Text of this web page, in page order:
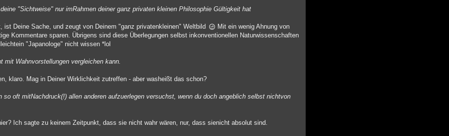
"Sichtweise" nur imRahmen deiner ganz privaten kleinen Philosophie Gültigkeit hat
ist Deine Sache, und zeugt von Deinem "ganz privatenkleinen" Weltbild
Mit ein wenig Ahnung von
Kommentare sparen. Übrigens sind diese Überlegungen selbst inkonventionellen Naturwissenschaften
"Japanologe" nicht wissen *lol
mit Wahnvorstellungen vergleichen kann.
klaro. Mag in Deiner Wirklichkeit zutreffen - aber washeißt das schon?
so oft mitNachdruck(!) allen anderen aufzuerlegen versuchst, wenn du doch angeblich selbst nichtvon
Ich sagte zu keinem Zeitpunkt, dass sie nicht wahr wären, nur, dass sienicht absolut sind.